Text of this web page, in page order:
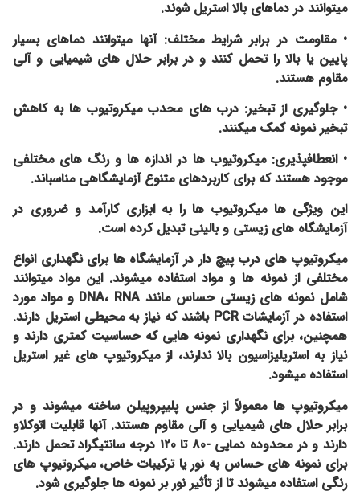
میتوانند در دماهای بالا استریل شوند.
• مقاومت در برابر شرایط مختلف: آنها میتوانند دماهای بسیار
پایین یا بالا را تحمل کنند و در برابر حلال های شیمیایی و آلی
مقاوم هستند.
• جلوگیری از تبخیر: درب های محدب میکروتیوب ها به کاهش
تبخیر نمونه کمک میکنند.
• انعطافپذیری: میکروتیوب ها در اندازه ها و رنگ های مختلفی
موجود هستند که برای کاربردهای متنوع آزمایشگاهی مناسباند.
این ویژگی ها میکروتیوب ها را به ابزاری کارآمد و ضروری در
آزمایشگاه های زیستی و بالینی تبدیل کرده است.
میکروتیوپ های درب پیچ دار در آزمایشگاه ها برای نگهداری انواع
مختلفی از نمونه ها و مواد استفاده میشوند. این مواد میتوانند
شامل نمونه های زیستی حساس مانند DNA، RNA و مواد مورد
استفاده در آزمایشات PCR باشند که نیاز به محیطی استریل دارند.
همچنین، برای نگهداری نمونه هایی که حساسیت کمتری دارند و
نیاز به استریلیزاسیون بالا ندارند، از میکروتیوپ های غیر استریل
استفاده میشود.
میکروتیوپ ها معمولاً از جنس پلیپروپیلن ساخته میشوند و در
برابر حلال های شیمیایی و آلی مقاوم هستند. آنها قابلیت اتوکلاو
دارند و در محدوده دمایی -80 تا 120 درجه سانتیگراد تحمل دارند.
برای نمونه های حساس به نور یا ترکیبات خاص، میکروتیوپ های
رنگی استفاده میشوند تا از تأثیر نور بر نمونه ها جلوگیری شود.